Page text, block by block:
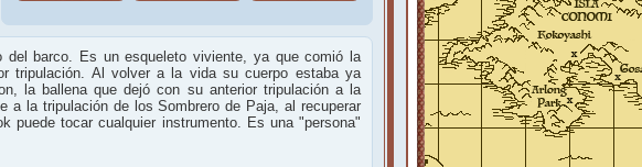
barco. Es un esqueleto viviente, ya que comió la
tripulación. Al volver a la vida su cuerpo estaba ya
la ballena que dejó con su anterior tripulación a la
a la tripulación de los Sombrero de Paja, al recuperar
puede tocar cualquier instrumento. Es una "persona"